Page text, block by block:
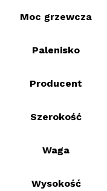
Moc grzewcza
Palenisko
Producent
Szerokość
Waga
Wysokość